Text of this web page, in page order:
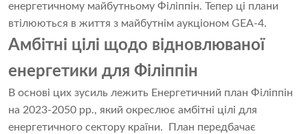
енергетичному майбутньому Філіппін. Тепер ці плани
втілюються в життя з майбутнім аукціоном GEA-4.
Амбітні цілі щодо відновлюваної
енергетики для Філіппін
В основі цих зусиль лежить Енергетичний план Філіппін
на 2023-2050 рр., який окреслює амбітні цілі для
енергетичного сектору країни. План передбачає